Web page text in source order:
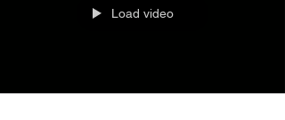
Load video